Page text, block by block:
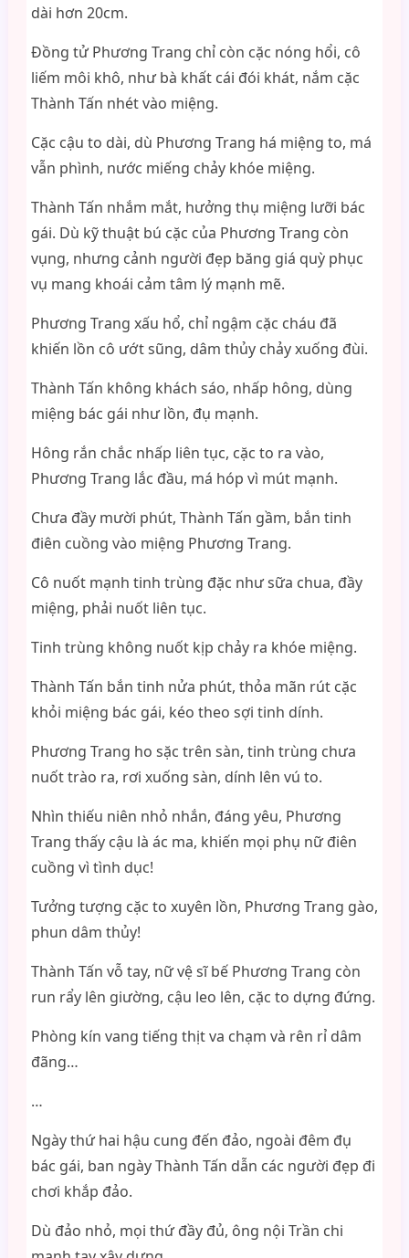
dài hơn 20cm.
Đồng tử Phương Trang chỉ còn cặc nóng hổi, cô
liếm môi khô, như bà khất cái đói khát, nắm cặc
Thành Tấn nhét vào miệng.
Cặc cậu to dài, dù Phương Trang há miệng to, má
vẫn phình, nước miếng chảy khóe miệng.
Thành Tấn nhắm mắt, hưởng thụ miệng lưỡi bác
gái. Dù kỹ thuật bú cặc của Phương Trang còn
vụng, nhưng cảnh người đẹp băng giá quỳ phục
vụ mang khoái cảm tâm lý mạnh mẽ.
Phương Trang xấu hổ, chỉ ngậm cặc cháu đã
khiến lồn cô ướt sũng, dâm thủy chảy xuống đùi.
Thành Tấn không khách sáo, nhấp hông, dùng
miệng bác gái như lồn, đụ mạnh.
Hông rắn chắc nhấp liên tục, cặc to ra vào,
Phương Trang lắc đầu, má hóp vì mút mạnh.
Chưa đầy mười phút, Thành Tấn gầm, bắn tinh
điên cuồng vào miệng Phương Trang.
Cô nuốt mạnh tinh trùng đặc như sữa chua, đầy
miệng, phải nuốt liên tục.
Tinh trùng không nuốt kịp chảy ra khóe miệng.
Thành Tấn bắn tinh nửa phút, thỏa mãn rút cặc
khỏi miệng bác gái, kéo theo sợi tinh dính.
Phương Trang ho sặc trên sàn, tinh trùng chưa
nuốt trào ra, rơi xuống sàn, dính lên vú to.
Nhìn thiếu niên nhỏ nhắn, đáng yêu, Phương
Trang thấy cậu là ác ma, khiến mọi phụ nữ điên
cuồng vì tình dục!
Tưởng tượng cặc to xuyên lồn, Phương Trang gào,
phun dâm thủy!
Thành Tấn vỗ tay, nữ vệ sĩ bế Phương Trang còn
run rẩy lên giường, cậu leo lên, cặc to dựng đứng.
Phòng kín vang tiếng thịt va chạm và rên rỉ dâm
đãng…
…
Ngày thứ hai hậu cung đến đảo, ngoài đêm đụ
bác gái, ban ngày Thành Tấn dẫn các người đẹp đi
chơi khắp đảo.
Dù đảo nhỏ, mọi thứ đầy đủ, ông nội Trần chi